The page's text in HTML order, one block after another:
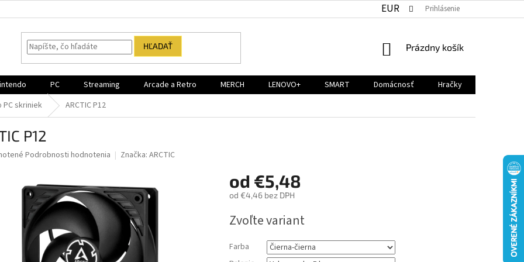
EUR Prihlásenie
HĽADAŤ
NÁKUPNÝ
Prázdny košík
PC Streaming Arcade a Retro MERCH LENOVO+ SMART Domácnosť
Hračky
PC skriniek ARCTIC P12
P12
Podrobnosti hodnotenia Značka: ARCTIC
od €5,48
od €4,46bez DPH
cena:
Zvoľte variant
Farba